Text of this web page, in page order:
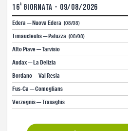
16a giornata - 09/08/2026
4 5 6 7 8 9 10
Edera — Nuova Edera (08/08)
Timaucleulis — Paluzza (08/08)
Alto Piave — Tarvisio
Audax — La Delizia
Bordano — Val Resia
Fus-Ca — Comeglians
Verzegnis — Trasaghis